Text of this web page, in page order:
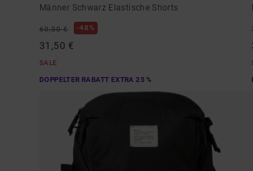
Männer Schwarz Elastische Shorts
60,00 € 48%
31,50 €
SALE
DOPPELTER RABATT EXTRA 25 %